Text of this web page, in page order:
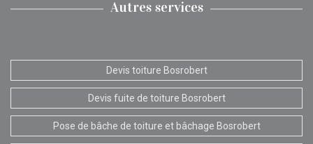
Autres services
Devis toiture Bosrobert
Devis fuite de toiture Bosrobert
Pose de bâche de toiture et bâchage Bosrobert